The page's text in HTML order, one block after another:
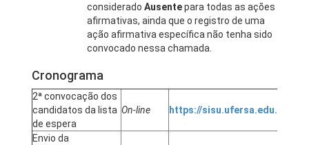
considerado Ausentepara todas as ações
afirmativas, ainda que o registro de uma
ação afirmativa específica não tenha sido
convocado nessa chamada.
Cronograma
2ª convocação dos
candidatos da lista
de espera
On-line https://sisu.ufersa.edu.br/
Envio da